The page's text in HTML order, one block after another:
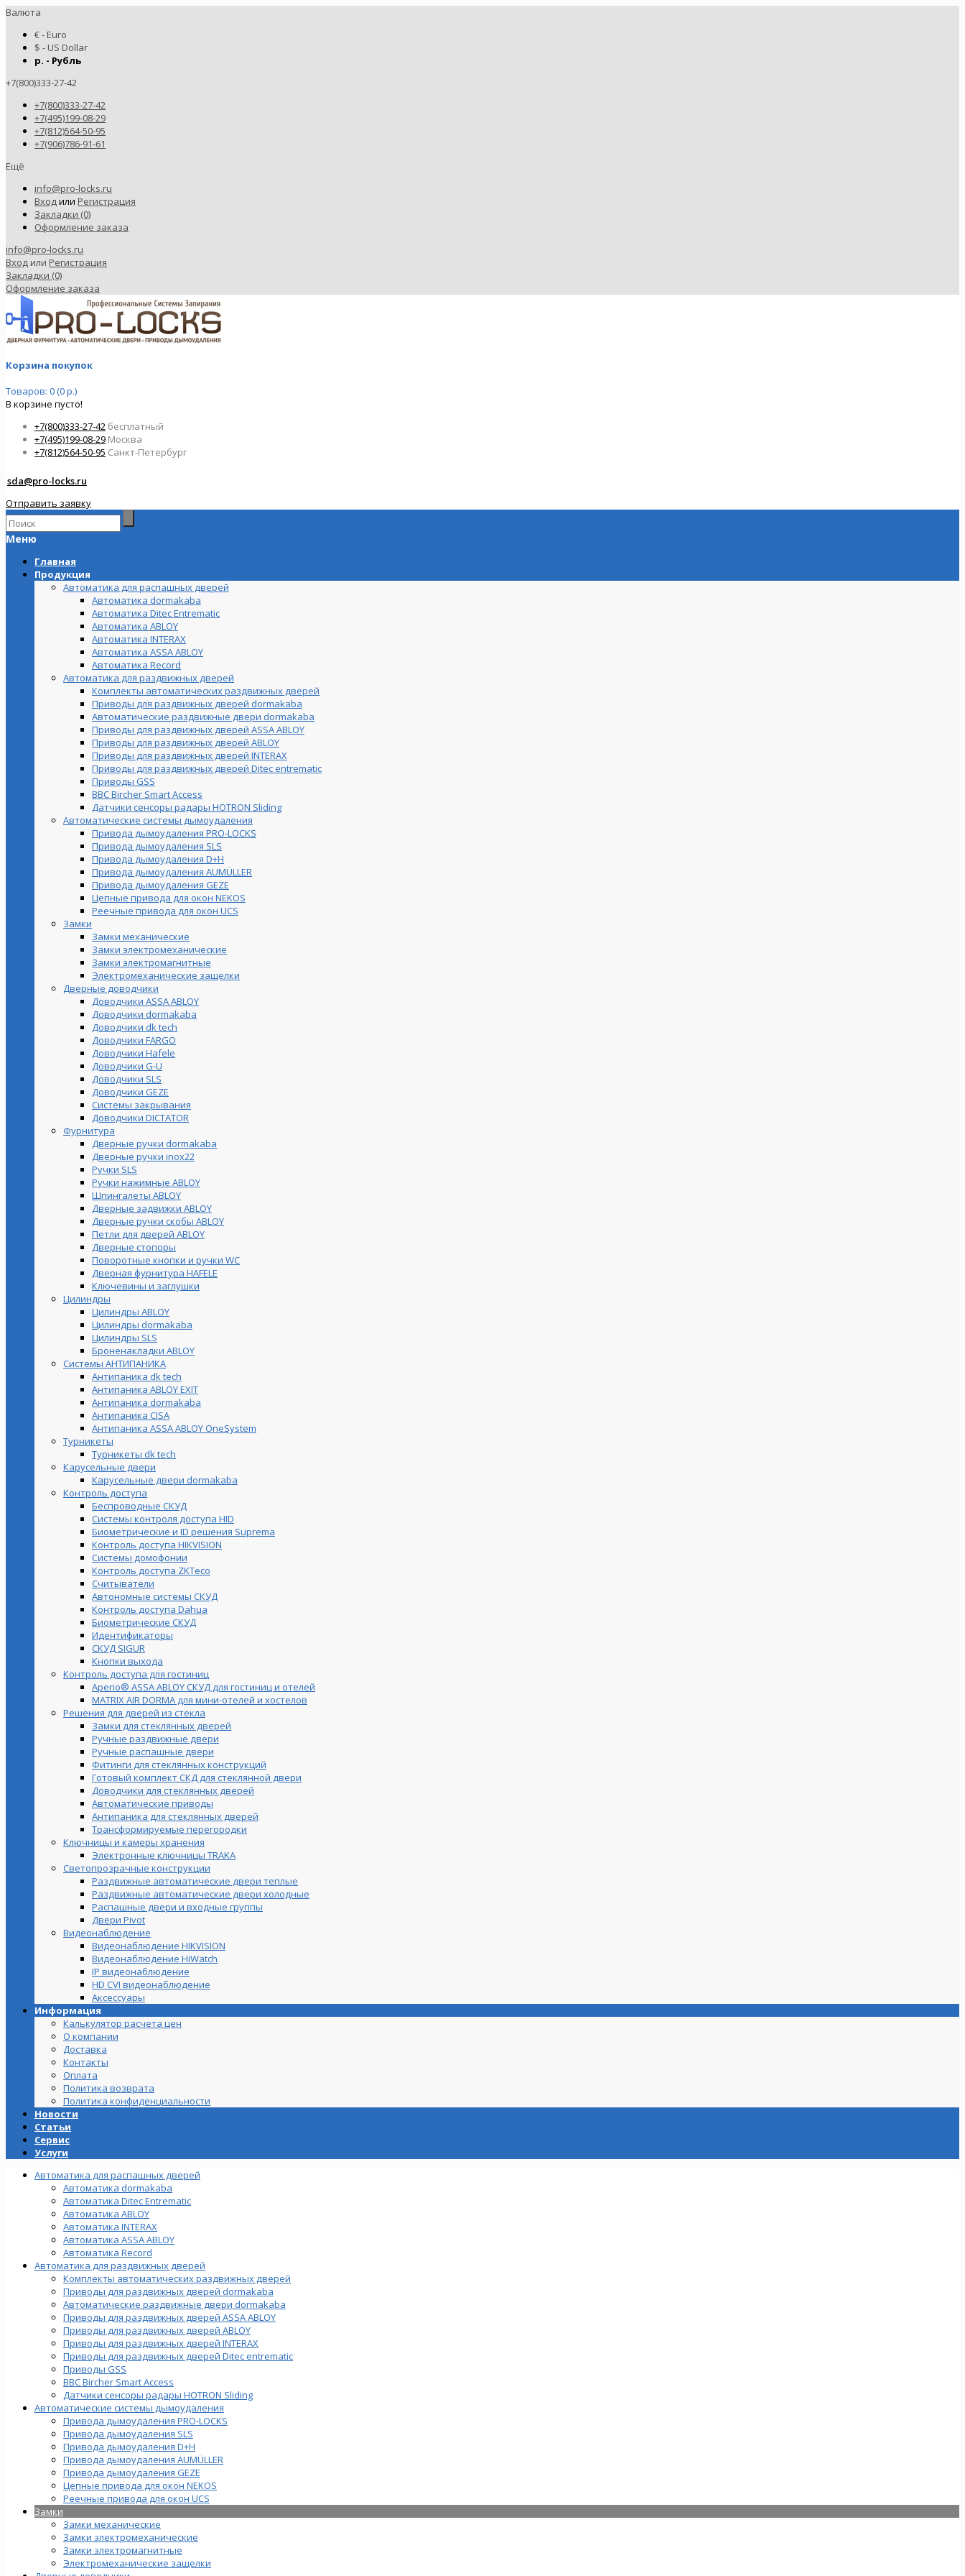
Валюта
€ - Euro
$ - US Dollar
р. - Рубль
+7(800)333-27-42
+7(800)333-27-42
+7(495)199-08-29
+7(812)564-50-95
+7(906)786-91-61
Ещё
info@pro-locks.ru
Входили Регистрация
Закладки (0)
Оформление заказа
info@pro-locks.ru
Вход или Регистрация
Закладки (0)
Оформление заказа
Корзина покупок
Товаров: 0 (0 р.)
В корзине пусто!
+7(800)333-27-42 бесплатный
+7(495)199-08-29 Москва
+7(812)564-50-95 Санкт-Петербург
sda@pro-locks.ru
Отправить заявку
Меню
Главная
Продукция
Автоматика для распашных дверей
Автоматика dormakaba
Автоматика Ditec Entrematic
Автоматика ABLOY
Автоматика INTERAX
Автоматика ASSA ABLOY
Автоматика Record
Автоматика для раздвижных дверей
Комплекты автоматических раздвижных дверей
Приводы для раздвижных дверей dormakaba
Автоматические раздвижные двери dormakaba
Приводы для раздвижных дверей ASSA ABLOY
Приводы для раздвижных дверей ABLOY
Приводы для раздвижных дверей INTERAX
Приводы для раздвижных дверей Ditec entrematic
Приводы GSS
BBC Bircher Smart Access
Датчики сенсоры радары HOTRON Sliding
Автоматические системы дымоудаления
Привода дымоудаления PRO-LOCKS
Привода дымоудаления SLS
Привода дымоудаления D+H
Привода дымоудаления AUMÜLLER
Привода дымоудаления GEZE
Цепные привода для окон NEKOS
Реечные привода для окон UСS
Замки
Замки механические
Замки электромеханические
Замки электромагнитные
Электромеханические защелки
Дверные доводчики
Доводчики ASSA ABLOY
Доводчики dormakaba
Доводчики dk tech
Доводчики FARGO
Доводчики Hafele
Доводчики G-U
Доводчики SLS
Доводчики GEZE
Cистемы закрывания
Доводчики DICTATOR
Фурнитура
Дверные ручки dormakaba
Дверные ручки inox22
Ручки SLS
Ручки нажимные ABLOY
Шпингалеты ABLOY
Дверные задвижки ABLOY
Дверные ручки скобы ABLOY
Петли для дверей ABLOY
Дверные стопоры
Поворотные кнопки и ручки WC
Дверная фурнитура HAFELE
Ключевины и заглушки
Цилиндры
Цилиндры ABLOY
Цилиндры dormakaba
Цилиндры SLS
Броненакладки ABLOY
Системы АНТИПАНИКА
Антипаника dk tech
Антипаника ABLOY EXIT
Антипаника dormakaba
Антипаника СISA
Антипаника ASSA ABLOY OneSystem
Турникеты
Турникеты dk tech
Карусельные двери
Карусельные двери dormakaba
Контроль доступа
Беспроводные СКУД
Системы контроля доступа HID
Биометрические и ID решения Suprema
Контроль доступа HIKVISION
Системы домофонии
Контроль доступа ZKTeco
Считыватели
Автономные системы СКУД
Контроль доступа Dahua
Биометрические СКУД
Идентификаторы
СКУД SIGUR
Кнопки выхода
Контроль доступа для гостиниц
Aperio® ASSA ABLOY СКУД для гостиниц и отелей
MATRIX AIR DORMA для мини-отелей и хостелов
Решения для дверей из стекла
Замки для стеклянных дверей
Ручные раздвижные двери
Ручные распашные двери
Фитинги для стеклянных конструкций
Готовый комплект СКД для стеклянной двери
Доводчики для стеклянных дверей
Автоматические приводы
Антипаника для стеклянных дверей
Трансформируемые перегородки
Ключницы и камеры хранения
Электронные ключницы TRAKA
Светопрозрачные конструкции
Раздвижные автоматические двери теплые
Раздвижные автоматические двери холодные
Распашные двери и входные группы
Двери Pivot
Видеонаблюдение
Видеонаблюдение HIKVISION
Видеонаблюдение HiWatch
IP видеонаблюдение
HD CVI видеонаблюдение
Аксессуары
Информация
Калькулятор расчета цен
О компании
Доставка
Контакты
Оплата
Политика возврата
Политика конфиденциальности
Новости
Статьи
Сервис
Услуги
Автоматика для распашных дверей
Автоматика dormakaba
Автоматика Ditec Entrematic
Автоматика ABLOY
Автоматика INTERAX
Автоматика ASSA ABLOY
Автоматика Record
Автоматика для раздвижных дверей
Комплекты автоматических раздвижных дверей
Приводы для раздвижных дверей dormakaba
Автоматические раздвижные двери dormakaba
Приводы для раздвижных дверей ASSA ABLOY
Приводы для раздвижных дверей ABLOY
Приводы для раздвижных дверей INTERAX
Приводы для раздвижных дверей Ditec entrematic
Приводы GSS
BBC Bircher Smart Access
Датчики сенсоры радары HOTRON Sliding
Автоматические системы дымоудаления
Привода дымоудаления PRO-LOCKS
Привода дымоудаления SLS
Привода дымоудаления D+H
Привода дымоудаления AUMÜLLER
Привода дымоудаления GEZE
Цепные привода для окон NEKOS
Реечные привода для окон UСS
Замки
Замки механические
Замки электромеханические
Замки электромагнитные
Электромеханические защелки